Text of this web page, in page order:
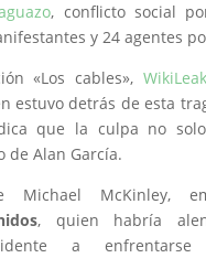
, conflicto social
y 24 agentes
«Los cables»,
estuvo detrás de esta
que la culpa no
de Alan García.
McKinley,
, quien habría
a